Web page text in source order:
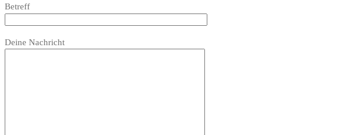
dieses
lasse
leer.
Betreff
lasse
Deine Nachricht